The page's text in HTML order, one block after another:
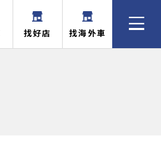
找好店 找海外車